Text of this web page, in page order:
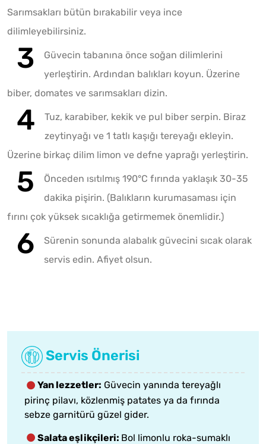
Sarımsakları bütün bırakabilir veya ince
dilimleyebilirsiniz.
Güvecin tabanına önce soğan dilimlerini
yerleştirin. Ardından balıkları koyun. Üzerine
biber, domates ve sarımsakları dizin.
Tuz, karabiber, kekik ve pul biber serpin. Biraz
zeytinyağı ve 1 tatlı kaşığı tereyağı ekleyin.
Üzerine birkaç dilim limon ve defne yaprağı yerleştirin.
Önceden ısıtılmış 190°C fırında yaklaşık 30-35
dakika pişirin. (Balıkların kurumasaması için
fırını çok yüksek sıcaklığa getirmemek önemlidir.)
Sürenin sonunda alabalık güvecini sıcak olarak
servis edin. Afiyet olsun.
Servis Önerisi
Yan lezzetler: Güvecin yanında tereyağlı
pirinç pilavı, közlenmiş patates ya da fırında
sebze garnitürü güzel gider.
Salata eşlikçileri: Bol limonlu roka-sumaklı